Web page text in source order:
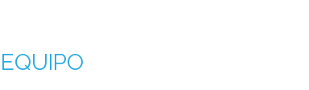
EQUIPO